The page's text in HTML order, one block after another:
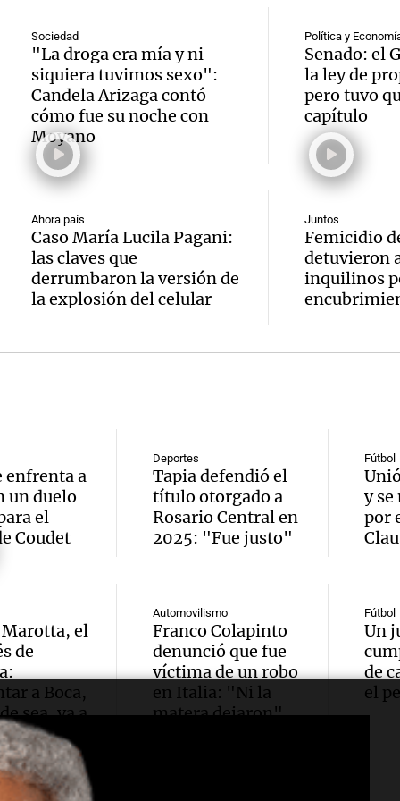
Noticias
Episodios
otros
Juntos
Episodios
papa
hasta
Panorama
Episodios
Audio.
papa
el
Audio.
luz en
km/h
Noticias
Episodios
Audio.
en
Noticias
Audio.
de San
La Mesa de
Episodios
Audio.
hijo
un
con 10
Audio.
Audio.
Sociedad
"La droga era mía y ni
siquiera tuvimos sexo":
Candela Arizaga contó
cómo fue su noche con
Moyano
Política y
Senado: el
la ley de
pero tuvo
capítulo
Ahora país
Caso María Lucila Pagani:
las claves que
derrumbaron la versión de
la explosión del celular
Juntos
Femicidio
detuvieron
inquilinos
enfrenta a
un duelo
el
Coudet
Deportes
Tapia defendió el
título otorgado a
Rosario Central en
2025: "Fue justo"
Fútbol
y se
por
el
de
a Boca,
sea, va a
Automovilismo
Franco Colapinto
denunció que fue
víctima de un robo
en Italia: "Ni la
matera dejaron"
Fútbol
Un
de
el